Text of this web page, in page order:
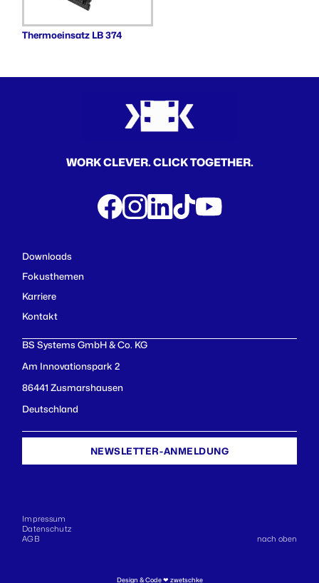
Thermoeinsatz LB 374
WORK CLEVER. CLICK TOGETHER.
Downloads
Fokusthemen
Karriere
Kontakt
BS Systems GmbH & Co. KG
Am Innovationspark 2
86441 Zusmarshausen
Deutschland
NEWSLETTER-ANMELDUNG
Impressum
Datenschutz
AGB
nach oben
Design & Code ❤ zwetschke